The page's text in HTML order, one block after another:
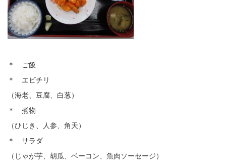
＊ ご飯
＊ エビチリ
（海老、豆腐、白葱）
＊ 煮物
（ひじき、人参、角天）
＊ サラダ
（じゃが芋、胡瓜、ベーコン、魚肉ソーセージ）